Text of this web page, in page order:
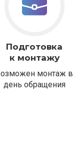
Подготовка
к монтажу
монтаж в
день обращения